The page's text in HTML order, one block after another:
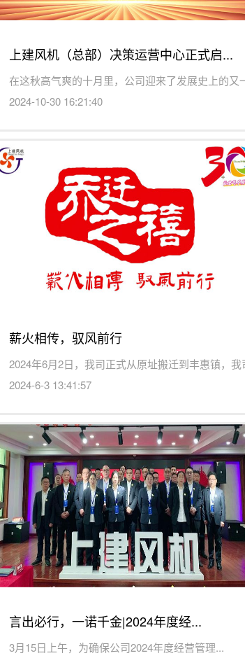
上建风机（总部）决策运营中心正式启...
2024-10-30 16:21:40
薪火相传，驭风前行
2024年6月2日，我司正式从原址搬迁到丰惠镇，我
2024-6-3 13:41:57
言出必行，一诺千金|2024年度经...
3月15日上午，为确保公司2024年度经营管理...